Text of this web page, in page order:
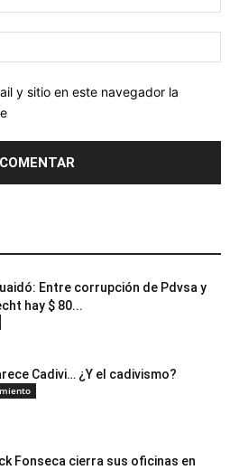
y sitio en este navegador la
Entre corrupción de Pdvsa y
hay $ 80...
Cadivi… ¿Y el cadivismo?
Fonseca cierra sus oficinas en